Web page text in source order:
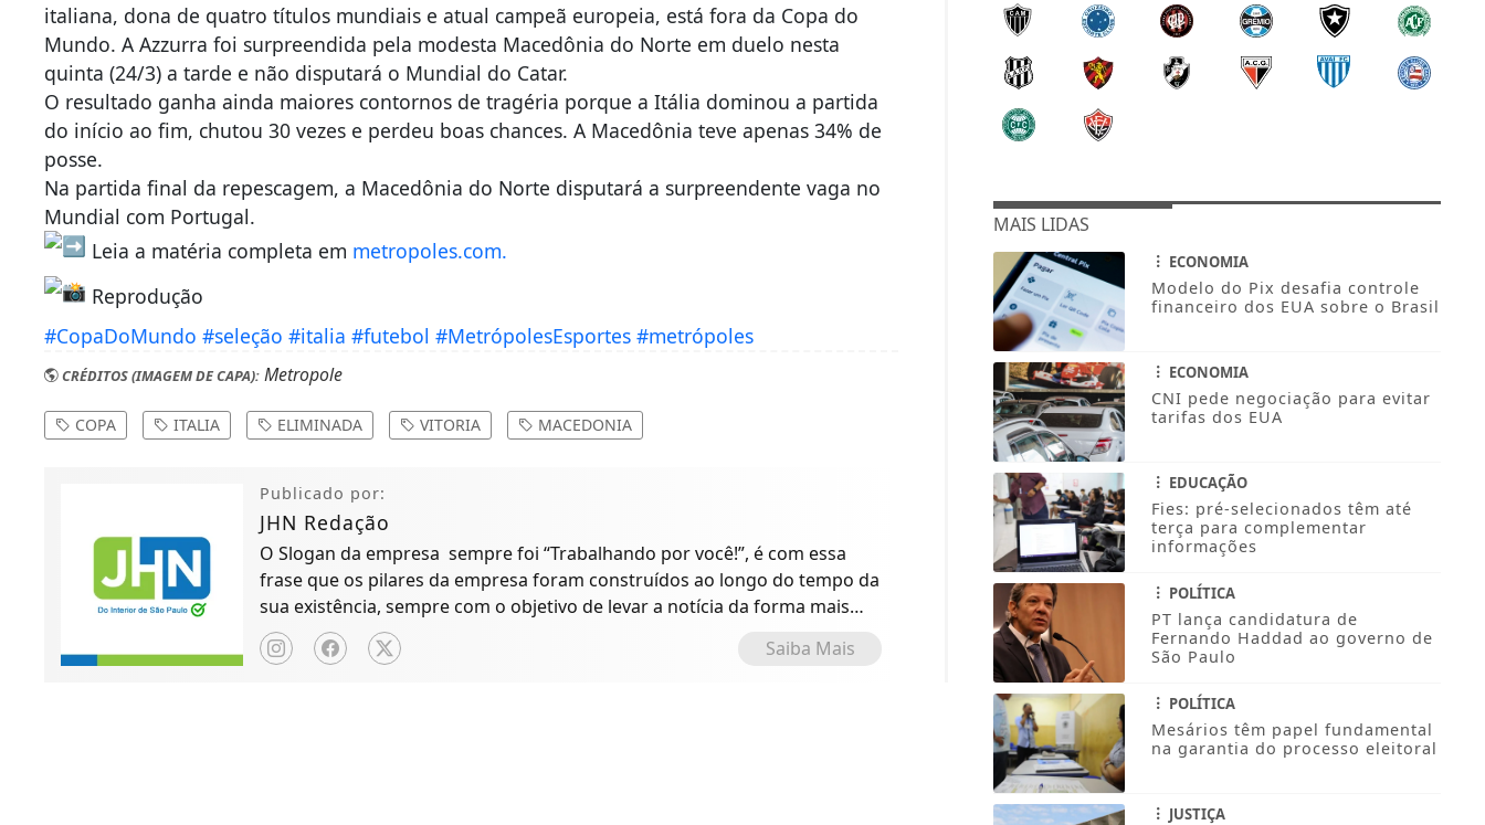
italiana, dona de quatro títulos mundiais e atual campeã europeia, está fora da Copa do
Mundo. A Azzurra foi surpreendida pela modesta Macedônia do Norte em duelo nesta
quinta (24/3) a tarde e não disputará o Mundial do Catar.
O resultado ganha ainda maiores contornos de tragéria porque a Itália dominou a partida
do início ao fim, chutou 30 vezes e perdeu boas chances. A Macedônia teve apenas 34% de
posse.
Na partida final da repescagem, a Macedônia do Norte disputará a surpreendente vaga no
Mundial com Portugal.
Leia a matéria completa em metropoles.com.
Reprodução
#CopaDoMundo #seleção #italia #futebol #MetrópolesEsportes #metrópoles
CRÉDITOS (IMAGEM DE CAPA): Metropole
COPA ITALIA ELIMINADA VITORIA MACEDONIA
Publicado por:
JHN Redação
O Slogan da empresa sempre foi “Trabalhando por você!”, é com essa
frase que os pilares da empresa foram construídos ao longo do tempo da
sua existência, sempre com o objetivo de levar a notícia da forma mais
clara e objetiva possível.
Saiba Mais
MAIS LIDAS
ECONOMIA
Modelo do Pix desafia controle
financeiro dos EUA sobre o Brasil
ECONOMIA
CNI pede negociação para evitar
tarifas dos EUA
EDUCAÇÃO
Fies: pré-selecionados têm até
terça para complementar
informações
POLÍTICA
PT lança candidatura de
Fernando Haddad ao governo de
São Paulo
POLÍTICA
Mesários têm papel fundamental
na garantia do processo eleitoral
JUSTIÇA